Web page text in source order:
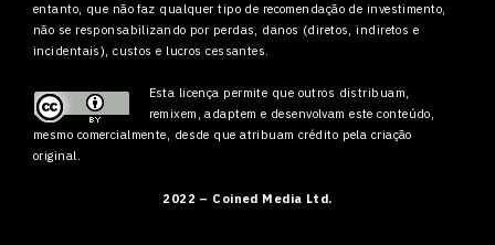
entanto, que não faz qualquer tipo de recomendação de investimento,
não se responsabilizando por perdas, danos (diretos, indiretos e
incidentais), custos e lucros cessantes.
Esta licença permite que outros distribuam,
remixem, adaptem e desenvolvam este conteúdo,
mesmo comercialmente, desde que atribuam crédito pela criação
original.
2022 – Coined Media Ltd.